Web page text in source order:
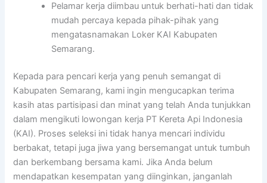
Pelamar kerja diimbau untuk berhati-hati dan tidak
mudah percaya kepada pihak-pihak yang
mengatasnamakan Loker KAI Kabupaten
Semarang.
Kepada para pencari kerja yang penuh semangat di
Kabupaten Semarang, kami ingin mengucapkan terima
kasih atas partisipasi dan minat yang telah Anda tunjukkan
dalam mengikuti lowongan kerja PT Kereta Api Indonesia
(KAI). Proses seleksi ini tidak hanya mencari individu
berbakat, tetapi juga jiwa yang bersemangat untuk tumbuh
dan berkembang bersama kami. Jika Anda belum
mendapatkan kesempatan yang diinginkan, janganlah